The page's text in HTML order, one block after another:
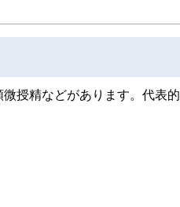
授精などがあります。代表